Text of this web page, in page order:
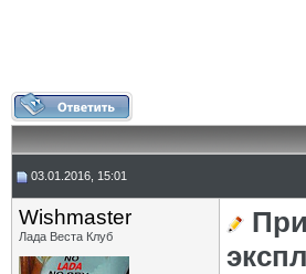
03.01.2016, 15:01
Wishmaster
Лада Веста Клуб